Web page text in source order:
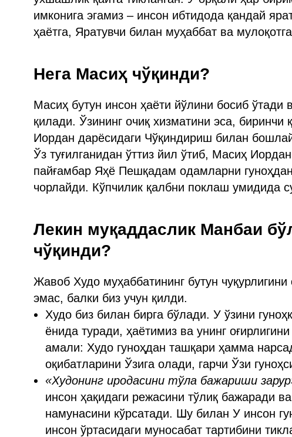
имконига эгамиз – инсон ибтидода қандай
ҳаётга, Яратувчи билан муҳаббат ва
Нега Масиҳ чўқинди?
Масиҳ бутун инсон ҳаёти йўлини босиб ўтади
қилади. Ўзининг очиқ хизматини эса, биринчи
Иордан дарёсидаги Чўқиндириш билан
Ўз туғилганидан ўттиз йил ўтиб, Масиҳ
пайғамбар Яҳё Пешқадам одамларни
чорлайди. Кўпчилик қалбни поклаш умидида
Лекин муқаддаслик Манбаи
чўқинди?
Жавоб Худо муҳаббатининг бутун
эмас, балки биз учун қилди.
Худо биз билан бирга бўлади. У ўзини
ёнида туради, ҳаётимиз ва унинг
амали: Худо гуноҳдан ташқари ҳамма
оқибатларини Ўзига олади, гарчи Ўзи
«Худонинг иродасини тўла бажариши
инсон ҳақидаги режасини тўлиқ бажаради
намунасини кўрсатади. Шу билан У инсон
инсон ўртасидаги муносабат тартибини